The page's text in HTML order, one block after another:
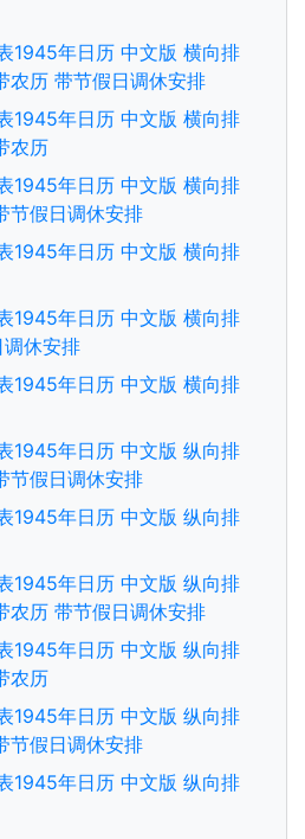
1945年日历 中文版 横向排
农历 带节假日调休安排
1945年日历 中文版 横向排
农历
1945年日历 中文版 横向排
节假日调休安排
1945年日历 中文版 横向排
1945年日历 中文版 横向排
休安排
1945年日历 中文版 横向排
1945年日历 中文版 纵向排
节假日调休安排
1945年日历 中文版 纵向排
1945年日历 中文版 纵向排
农历 带节假日调休安排
1945年日历 中文版 纵向排
农历
1945年日历 中文版 纵向排
节假日调休安排
1945年日历 中文版 纵向排